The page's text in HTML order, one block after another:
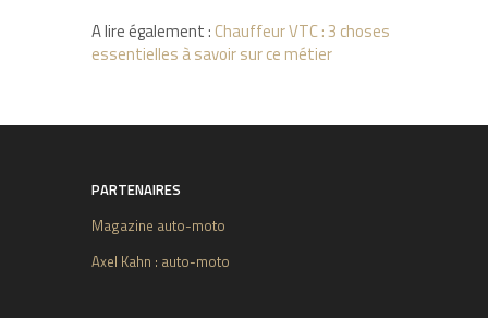
A lire également : Chauffeur VTC : 3 choses
essentielles à savoir sur ce métier
PARTENAIRES
Magazine auto-moto
Axel Kahn : auto-moto